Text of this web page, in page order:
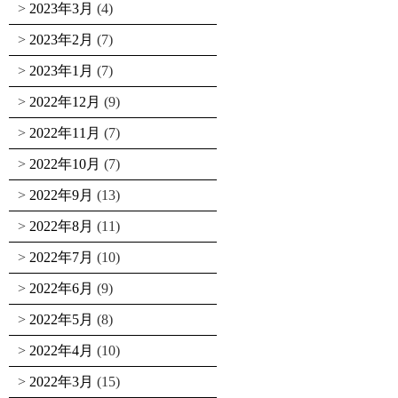
2023年3月 (4)
2023年2月 (7)
2023年1月 (7)
2022年12月 (9)
2022年11月 (7)
2022年10月 (7)
2022年9月 (13)
2022年8月 (11)
2022年7月 (10)
2022年6月 (9)
2022年5月 (8)
2022年4月 (10)
2022年3月 (15)